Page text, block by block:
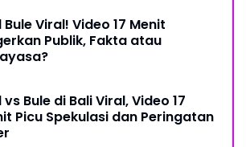
Bule Viral! Video 17 Menit
Publik, Fakta atau
vs Bule di Bali Viral, Video 17
Picu Spekulasi dan Peringatan